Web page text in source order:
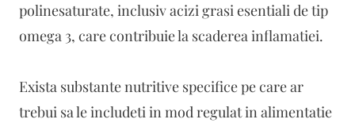
polinesaturate, inclusiv acizi grasi esentiali de tip
omega 3, care contribuie la scaderea inflamatiei.
Exista substante nutritive specifice pe care ar
trebui sa le includeti in mod regulat in alimentatie